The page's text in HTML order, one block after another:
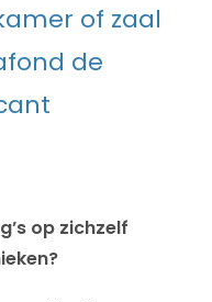
of zaal
de
op zichzelf